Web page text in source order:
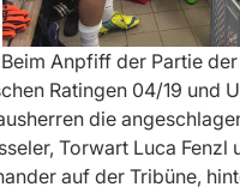
Beim Anpfiff der Partie
Ratingen 04/19 und
die
Torwart Luca Fenzl
auf der Tribüne,